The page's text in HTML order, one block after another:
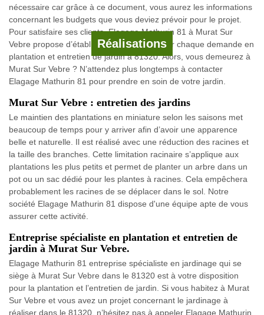
Réalisations
nécessaire car grâce à ce document, vous aurez les informations
concernant les budgets que vous deviez prévoir pour le projet.
Pour satisfaire ses clients, Elagage Mathurin 81 à Murat Sur
Vebre propose d’établir un devis gratuit pour chaque demande en
plantation et entretien de jardin à 81320. Alors, vous demeurez à
Murat Sur Vebre ? N’attendez plus longtemps à contacter
Elagage Mathurin 81 pour prendre en soin de votre jardin.
Murat Sur Vebre : entretien des jardins
Le maintien des plantations en miniature selon les saisons met
beaucoup de temps pour y arriver afin d’avoir une apparence
belle et naturelle. Il est réalisé avec une réduction des racines et
la taille des branches. Cette limitation racinaire s’applique aux
plantations les plus petits et permet de planter un arbre dans un
pot ou un sac dédié pour les plantes à racines. Cela empêchera
probablement les racines de se déplacer dans le sol. Notre
société Elagage Mathurin 81 dispose d'une équipe apte de vous
assurer cette activité.
Entreprise spécialiste en plantation et entretien de
jardin à Murat Sur Vebre.
Elagage Mathurin 81 entreprise spécialiste en jardinage qui se
siège à Murat Sur Vebre dans le 81320 est à votre disposition
pour la plantation et l’entretien de jardin. Si vous habitez à Murat
Sur Vebre et vous avez un projet concernant le jardinage à
réaliser dans le 81320, n’hésitez pas à appeler Elagage Mathurin